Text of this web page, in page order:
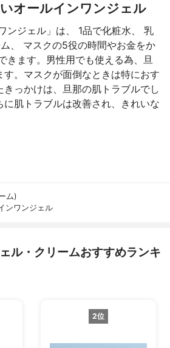
オールインワンジェル
ンジェル」は、 1品で化粧水、 乳
、 マスクの5役の時間やお金をか
きます。男性用でも使える為、旦
。マスクが面倒なときは特におす
っかけは、旦那の肌トラブルでし
に肌トラブルは改善され、きれいな
ム)
ンワンジェル
ル・クリームおすすめランキ
2位